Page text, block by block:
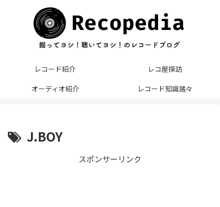
レコード紹介
レコ屋探訪
オーディオ紹介
レコード知識諸々
J.BOY
スポンサーリンク